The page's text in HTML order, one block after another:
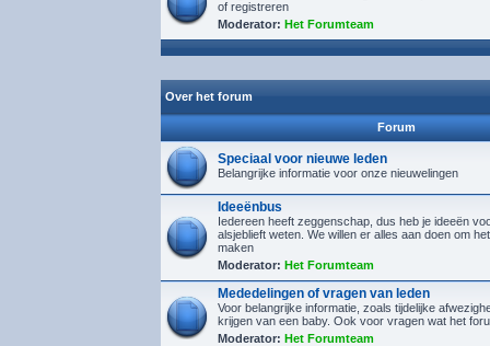
of registreren
Moderator: Het Forumteam
Over het forum
Forum
Speciaal voor nieuwe leden
Belangrijke informatie voor onze nieuwelingen
Ideeënbus
Iedereen heeft zeggenschap, dus heb je ideeën
alsjeblieft weten. We willen er alles aan doen om
maken
Moderator: Het Forumteam
Mededelingen of vragen van leden
Voor belangrijke informatie, zoals tijdelijke
krijgen van een baby. Ook voor vragen wat het
Moderator: Het Forumteam